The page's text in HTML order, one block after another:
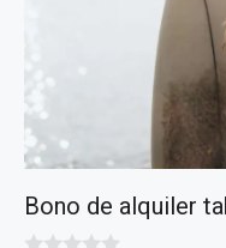
Bono de alquiler